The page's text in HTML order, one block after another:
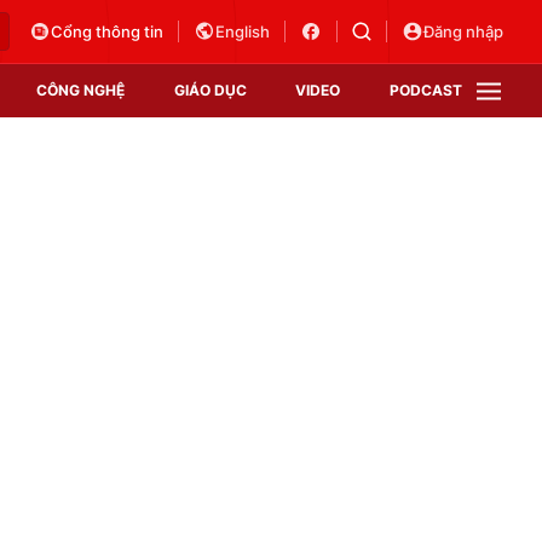
Cổng thông tin English Đăng nhập
CÔNG NGHỆ GIÁO DỤC VIDEO PODCAST